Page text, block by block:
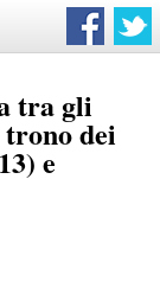
tra gli
dei
e